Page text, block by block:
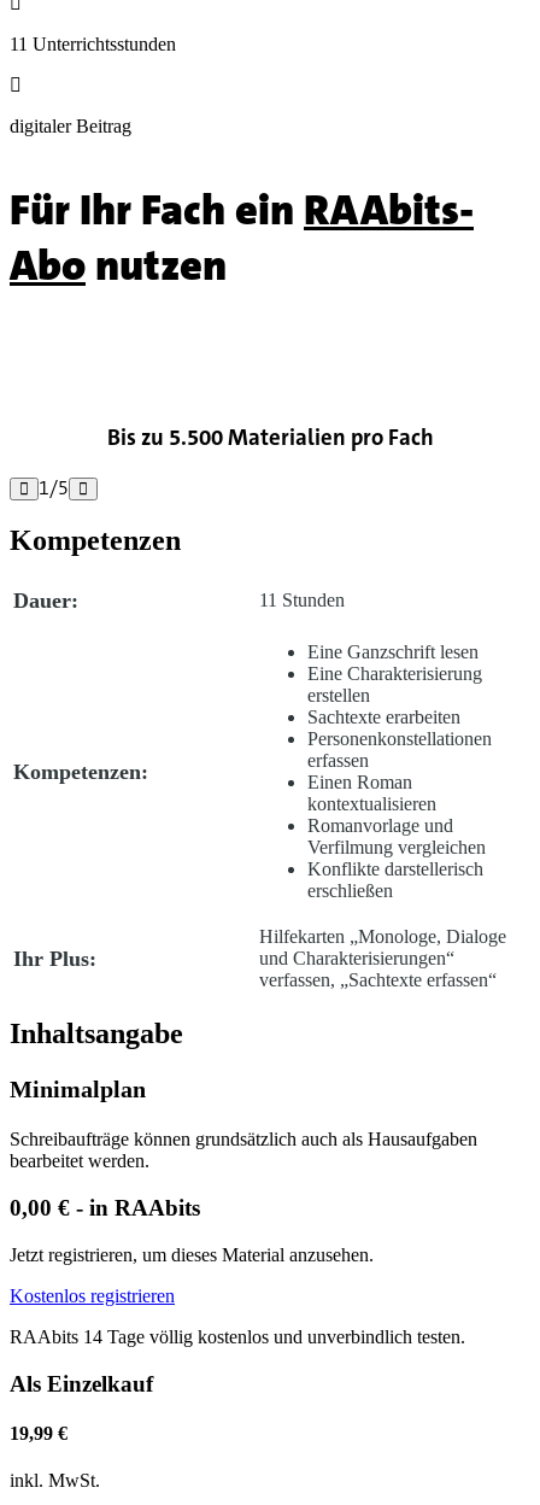
11 Unterrichtsstunden

digitaler Beitrag
Für Ihr Fach ein RAAbits-
Abonutzen
Bis zu 5.500 Materialien pro Fach
 1/5 
Kompetenzen
Dauer: 11 Stunden
Kompetenzen:
Eine Ganzschrift lesen
Eine Charakterisierung
erstellen
Sachtexte erarbeiten
Personenkonstellationen
erfassen
Einen Roman
kontextualisieren
Romanvorlage und
Verfilmung vergleichen
Konflikte darstellerisch
erschließen
Ihr Plus:
Hilfekarten „Monologe, Dialoge
und Charakterisierungen“
verfassen, „Sachtexte erfassen“
Inhaltsangabe
Minimalplan
Schreibaufträge können grundsätzlich auch als Hausaufgaben
bearbeitet werden.
0,00 € - in RAAbits
Jetzt registrieren, um dieses Material anzusehen.
Kostenlos registrieren
RAAbits 14 Tage völlig kostenlos und unverbindlich testen.
Als Einzelkauf
19,99 €
inkl. MwSt.